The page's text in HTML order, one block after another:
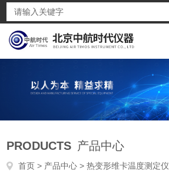
PRODUCTS 产品中心
首页 > 产品中心 >热变形维卡温度测定仪